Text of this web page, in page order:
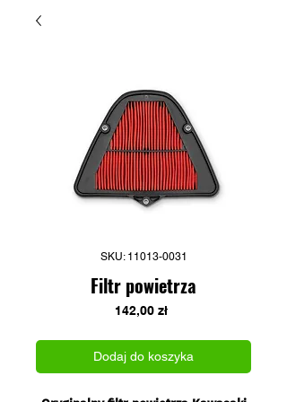
SKU: 11013-0031
Filtr powietrza
142,00 złCena
Dodaj do koszyka